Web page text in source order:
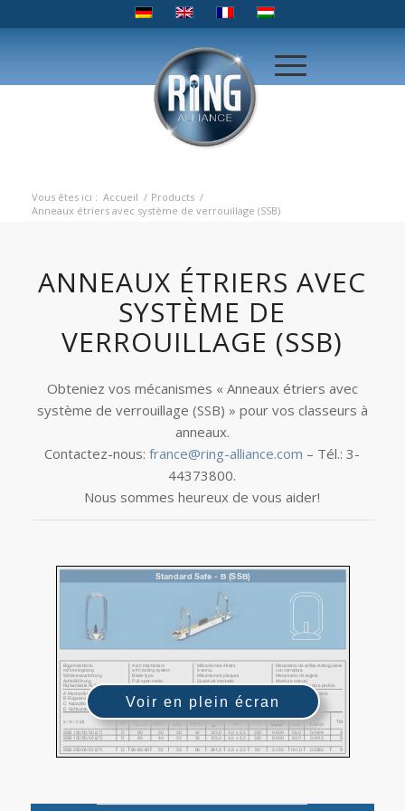
Vous êtes ici : Accueil / Products /
Anneaux étriers avec système de verrouillage (SSB)
ANNEAUX ÉTRIERS AVEC
SYSTÈME DE
VERROUILLAGE (SSB)
Obteniez vos mécanismes « Anneaux étriers avec
système de verrouillage (SSB) » pour vos classeurs à
anneaux.
Contactez-nous:france@ring-alliance.com – Tél.: 3-
44373800.
Nous sommes heureux de vous aider!
Voir en plein écran